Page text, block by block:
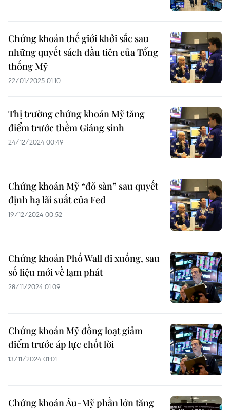
Chứng khoán thế giới khởi sắc sau
những quyết sách đầu tiên của Tổng
thống Mỹ
22/01/2025 01:10
Thị trường chứng khoán Mỹ tăng
điểm trước thềm Giáng sinh
24/12/2024 00:49
Chứng khoán Mỹ “đỏ sàn” sau quyết
định hạ lãi suất của Fed
19/12/2024 00:52
Chứng khoán Phố Wall đi xuống, sau
số liệu mới về lạm phát
28/11/2024 01:09
Chứng khoán Mỹ đồng loạt giảm
điểm trước áp lực chốt lời
13/11/2024 01:01
Chứng khoán Âu-Mỹ phần lớn tăng